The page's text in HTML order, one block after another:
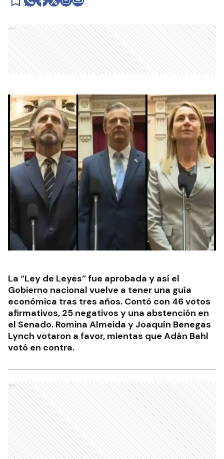
Ads
La “Ley de Leyes” fue aprobada y así el
Gobierno nacional vuelve a tener una guía
económica tras tres años. Contó con 46 votos
afirmativos, 25 negativos y una abstención en
el Senado. Romina Almeida y Joaquín Benegas
Lynch votaron a favor, mientas que Adán Bahl
votó en contra.
Ads